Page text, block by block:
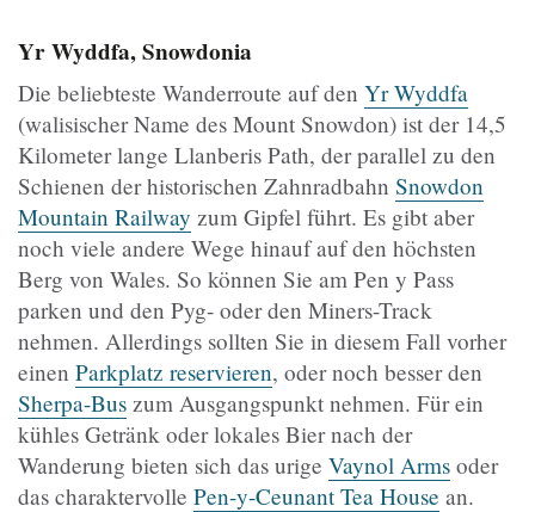
Yr Wyddfa, Snowdonia
Die beliebteste Wanderroute auf den Yr Wyddfa
(walisischer Name des Mount Snowdon) ist der 14,5
Kilometer lange Llanberis Path, der parallel zu den
Schienen der historischen Zahnradbahn Snowdon
Mountain Railway zum Gipfel führt. Es gibt aber
noch viele andere Wege hinauf auf den höchsten
Berg von Wales. So können Sie am Pen y Pass
parken und den Pyg- oder den Miners-Track
nehmen. Allerdings sollten Sie in diesem Fall vorher
einen Parkplatz reservieren, oder noch besser den
Sherpa-Bus zum Ausgangspunkt nehmen. Für ein
kühles Getränk oder lokales Bier nach der
Wanderung bieten sich das urige Vaynol Arms oder
das charaktervolle Pen-y-Ceunant Tea House an.